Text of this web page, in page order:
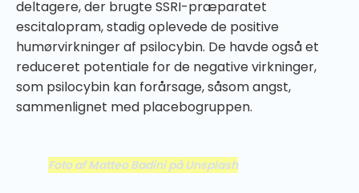
deltagere, der brugte SSRI-præparatet
escitalopram, stadig oplevede de positive
humørvirkninger af psilocybin. De havde også et
reduceret potentiale for de negative virkninger,
som psilocybin kan forårsage, såsom angst,
sammenlignet med placebogruppen.
Foto af Matteo Badini på Unsplash